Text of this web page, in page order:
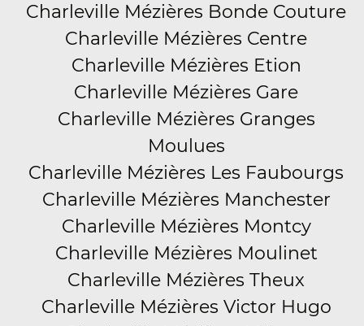
Charleville Mézières Bonde Couture
Charleville Mézières Centre
Charleville Mézières Etion
Charleville Mézières Gare
Charleville Mézières Granges
Moulues
Charleville Mézières Les Faubourgs
Charleville Mézières Manchester
Charleville Mézières Montcy
Charleville Mézières Moulinet
Charleville Mézières Theux
Charleville Mézières Victor Hugo